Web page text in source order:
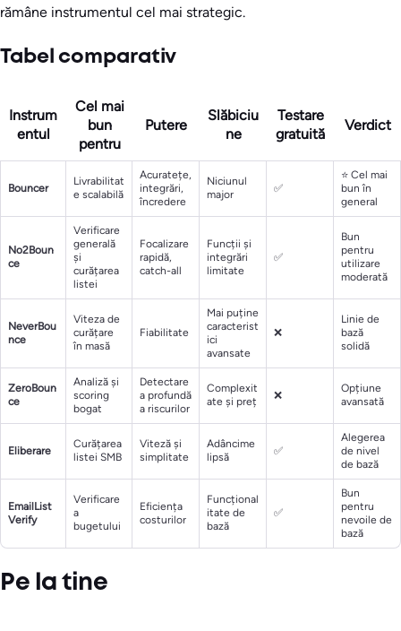
rămâne instrumentul cel mai strategic.
Tabel comparativ
Instrum
entul
Cel mai
bun
pentru
Putere
Slăbiciu
ne
Testare
gratuită
Verdict
Bouncer
Livrabilitat
e scalabilă
Acuratețe,
integrări,
încredere
Niciunul
major
✅
⭐ Cel mai
bun în
general
No2Boun
ce
Verificare
generală
și
curățarea
listei
Focalizare
rapidă,
catch-all
Funcții și
integrări
limitate
✅
Bun
pentru
utilizare
moderată
NeverBou
nce
Viteza de
curățare
în masă
Fiabilitate
Mai puține
caracterist
ici
avansate
❌
Linie de
bază
solidă
ZeroBoun
ce
Analiză și
scoring
bogat
Detectare
a profundă
a riscurilor
Complexit
ate și preț
❌
Opțiune
avansată
Eliberare
Curățarea
listei SMB
Viteză și
simplitate
Adâncime
lipsă
✅
Alegerea
de nivel
de bază
EmailList
Verify
Verificare
a
bugetului
Eficiența
costurilor
Funcțional
itate de
bază
✅
Bun
pentru
nevoile de
bază
Pe la tine